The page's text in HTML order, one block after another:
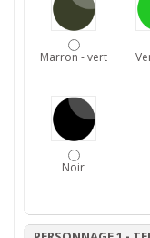
Marron - vert
Noir